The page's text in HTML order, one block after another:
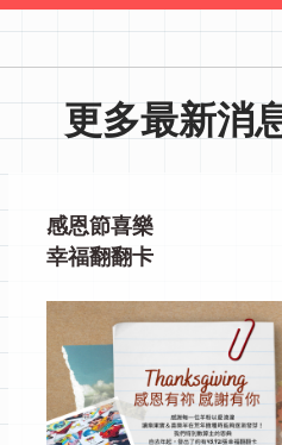
更多最新消
感恩節喜樂
幸福翻翻卡